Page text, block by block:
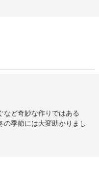
など奇妙な作りではある
季節には大変助かりまし